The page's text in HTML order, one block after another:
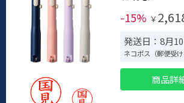
-15% ￥
発送日：8月
ネコポス（郵便受け
商品詳